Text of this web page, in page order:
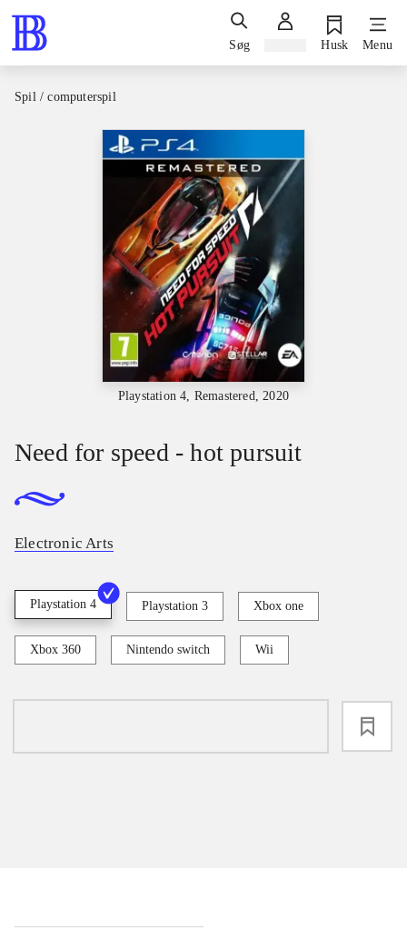
Søg Husk Menu
Spil / computerspil
Playstation 4, Remastered, 2020
Need for speed - hot pursuit
Electronic Arts
Playstation 4 Playstation 3 Xbox one
Xbox 360 Nintendo switch Wii